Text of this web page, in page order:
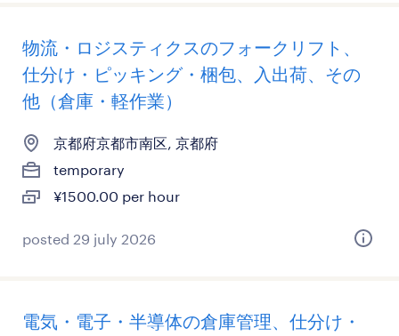
物流・ロジスティクスのフォークリフト、
仕分け・ピッキング・梱包、入出荷、その
他（倉庫・軽作業）
京都府京都市南区, 京都府
temporary
¥1500.00 per hour
posted 29 july 2026
電気・電子・半導体の倉庫管理、仕分け・